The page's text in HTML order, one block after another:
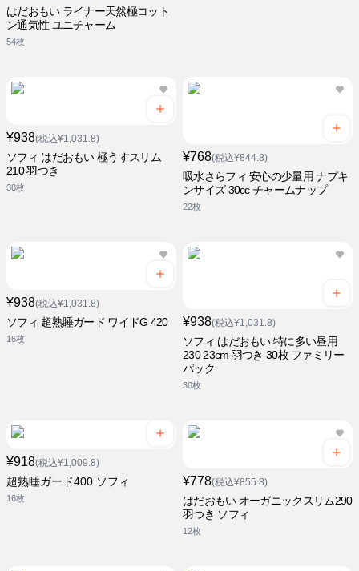
はだおもい ライナー天然極コット
ン通気性 ユニチャーム
54枚
¥938(税込¥1,031.8)
ソフィ はだおもい 極うすスリム
210 羽つき
38枚
¥768(税込¥844.8)
吸水さらフィ 安心の少量用 ナプキ
ンサイズ 30cc チャームナップ
22枚
¥938(税込¥1,031.8)
ソフィ 超熟睡ガード ワイドG 420
16枚
¥938(税込¥1,031.8)
ソフィ はだおもい 特に多い昼用
230 23cm 羽つき 30枚 ファミリー
パック
30枚
¥918(税込¥1,009.8)
超熟睡ガード400 ソフィ
16枚
¥778(税込¥855.8)
はだおもい オーガニックスリム290
羽つき ソフィ
12枚